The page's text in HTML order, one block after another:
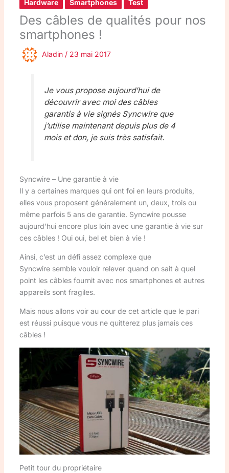
Hardware Smartphones Test
Des câbles de qualités pour nos
smartphones !
Aladin / 23 mai 2017
Je vous propose aujourd’hui de
découvrir avec moi des câbles
garantis à vie signés Syncwire que
j’utilise maintenant depuis plus de 4
mois et don, je suis très satisfait.
Syncwire – Une garantie à vie
Il y a certaines marques qui ont foi en leurs produits,
elles vous proposent généralement un, deux, trois ou
même parfois 5 ans de garantie. Syncwire pousse
aujourd’hui encore plus loin avec une garantie à vie sur
ces câbles ! Oui oui, bel et bien à vie !
Ainsi, c’est un défi assez complexe que
Syncwire semble vouloir relever quand on sait à quel
point les câbles fournit avec nos smartphones et autres
appareils sont fragiles.
Mais nous allons voir au cour de cet article que le pari
est réussi puisque vous ne quitterez plus jamais ces
câbles !
Petit tour du propriétaire